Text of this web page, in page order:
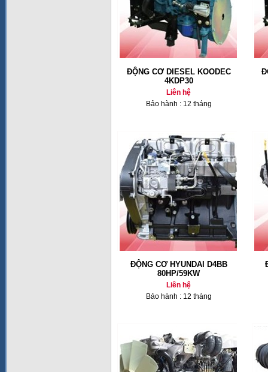
ĐỘNG CƠ DIESEL KOODEC
4KDP30
Liên hệ
Bảo hành : 12 tháng
ĐỘNG CƠ HYUNDAI D4BB
80HP/59KW
Liên hệ
Bảo hành : 12 tháng